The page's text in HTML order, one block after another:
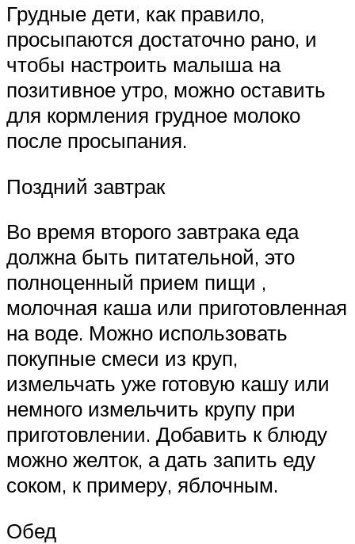
Грудные дети, как правило,
просыпаются достаточно рано, и
чтобы настроить малыша на
позитивное утро, можно оставить
для кормления грудное молоко
после просыпания.
Поздний завтрак
Во время второго завтрака еда
должна быть питательной, это
полноценный прием пищи ,
молочная каша или приготовленная
на воде. Можно использовать
покупные смеси из круп,
измельчать уже готовую кашу или
немного измельчить крупу при
приготовлении. Добавить к блюду
можно желток, а дать запить еду
соком, к примеру, яблочным.
Обед